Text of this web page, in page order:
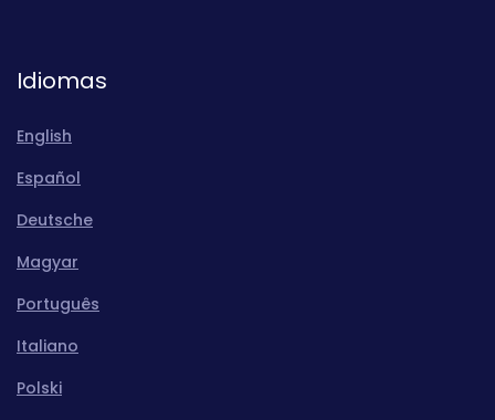
Idiomas
English
Español
Deutsche
Magyar
Português
Italiano
Polski